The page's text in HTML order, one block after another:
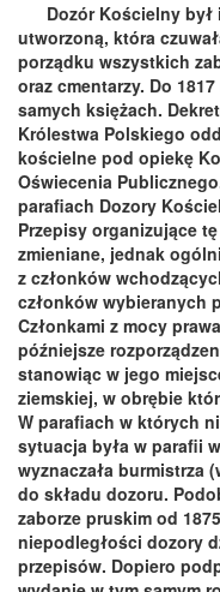
Dozór Kościelny
utworzoną, która
porządku wszystkich
oraz cmentarzy. Do
samych księżach.
Królestwa Polskiego
kościelne pod opiekę
Oświecenia
parafiach Dozory
Przepisy organizujące
zmieniane, jednak
z członków
członków wybieranych
Członkami z mocy
późniejsze
stanowiąc w jego
ziemskiej, w obrębie
W parafiach w których
sytuacja była w parafii
wyznaczała burmistrza
do składu dozoru.
zaborze pruskim od
niepodległości dozory
przepisów. Dopiero